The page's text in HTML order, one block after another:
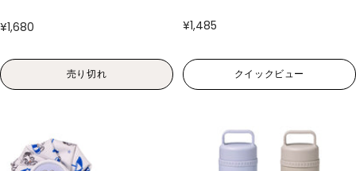
¥1,680
売り切れ
¥1,485
クイックビュー